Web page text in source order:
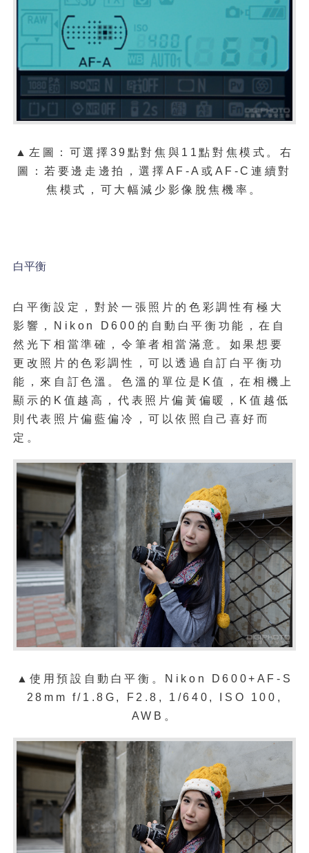
▲左圖：可選擇39點對焦與11點對焦模式。右
圖：若要邊走邊拍，選擇AF-A或AF-C連續對
焦模式，可大幅減少影像脫焦機率。
白平衡
白平衡設定，對於一張照片的色彩調性有極大
影響，Nikon D600的自動白平衡功能，在自
然光下相當準確，令筆者相當滿意。如果想要
更改照片的色彩調性，可以透過自訂白平衡功
能，來自訂色溫。色溫的單位是K值，在相機上
顯示的K值越高，代表照片偏黃偏暖，K值越低
則代表照片偏藍偏冷，可以依照自己喜好而
定。
▲使用預設自動白平衡。Nikon D600+AF-S
28mm f/1.8G, F2.8, 1/640, ISO 100,
AWB。